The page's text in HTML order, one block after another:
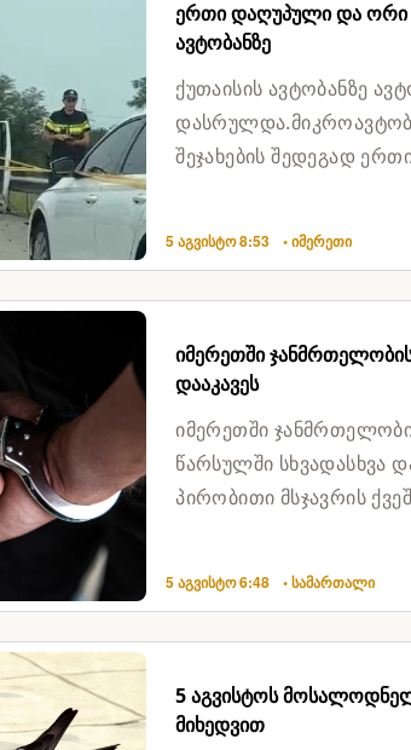
ერთი დაღუპული და ორი
ავტობანზე
ქუთაისის ავტობანზე
შეჯახების შედეგად
5 აგვისტო 8:53 • იმერეთი
იმერეთში ჯანმრთელობის
დააკავეს
იმერეთში
წარსულში სხვადასხვა
პირობითი მსჯავრის
5 აგვისტო 6:48 • სამართალი
5 აგვისტოს
მიხედვით